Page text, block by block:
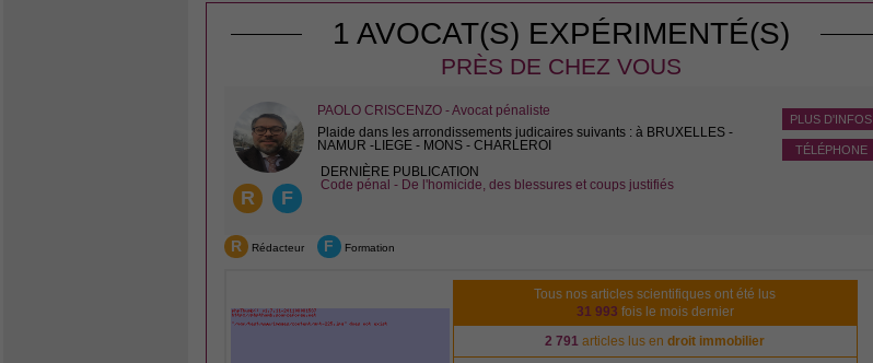
1 AVOCAT(S) EXPÉRIMENTÉ(S)
PRÈS DE CHEZ VOUS
R F
PLUS D'INFOS
TÉLÉPHONE
PAOLO CRISCENZO - Avocat pénaliste
Plaide dans les arrondissements judicaires suivants : à BRUXELLES -
NAMUR -LIEGE - MONS - CHARLEROI
DERNIÈRE PUBLICATION
Code pénal - De l'homicide, des blessures et coups justifiés
R Rédacteur F Formation
Tous nos articles scientifiques ont été lus
31 993 fois le mois dernier
2 791 articles lus endroit immobilier